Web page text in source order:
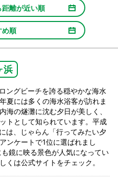
離が近い順
め順
浜
ングビーチを誇る穏やかな海水
夏には多くの海水浴客が訪れま
海の燧灘に沈む夕日が美しく、
トとして知られています。平成
は、じゃらん「行ってみたい夕
ンケートで1位に選ばれまし
鏡に映る景色が人気になってい
くは公式サイトをチェック。